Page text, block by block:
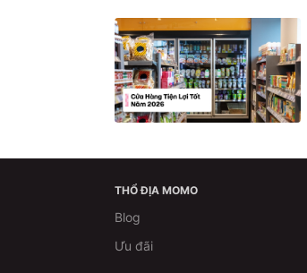
THỔ ĐỊA MOMO
Blog
Ưu đãi